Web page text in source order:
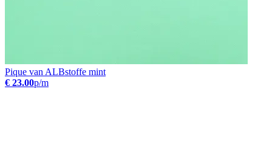
Pique van ALBstoffe mint
€ 23.00p/m